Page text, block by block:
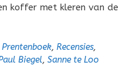
koffer met kleren van de
Prentenboek, Recensies,
Biegel, Sanne te Loo